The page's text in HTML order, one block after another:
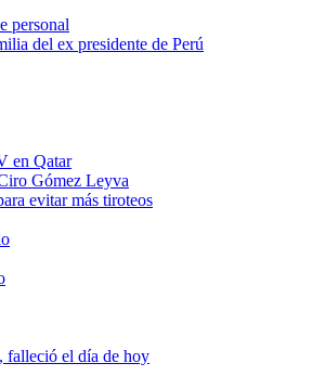
personal
del ex presidente de Perú
en Qatar
Gómez Leyva
evitar más tiroteos
falleció el día de hoy